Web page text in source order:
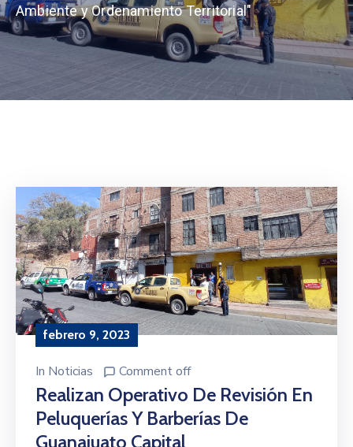
Ambiente y Ordenamiento Territorial"
febrero 9, 2023
In Noticias Comment off
Realizan Operativo De Revisión En
Peluquerías Y Barberías De
Guanajuato Capital